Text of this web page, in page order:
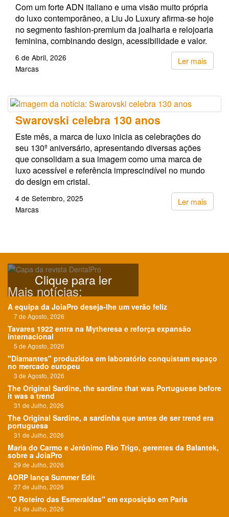
Com um forte ADN italiano e uma visão muito própria
do luxo contemporâneo, a Liu Jo Luxury afirma-se hoje
no segmento fashion-premium da joalharia e relojoaria
feminina, combinando design, acessibilidade e valor.
Ler mais
6 de Abril, 2026
Marcas
Swarovski celebra 130 anos
Este mês, a marca de luxo inicia as celebrações do
seu 130º aniversário, apresentando diversas ações
que consolidam a sua imagem como uma marca de
luxo acessível e referência imprescindível no mundo
do design em cristal.
Ler mais
4 de Setembro, 2025
Marcas
Clique para ler
Mais notícias:
A equipa da JoiaPro deseja-lhe um verão feliz
7 de Agosto, 2026
Tavares 1922 entra na Mytheresa e reforça expansão
internacional
5 de Agosto, 2026
"Diamantes" produzidos em laboratório conquistam espaço
no mercado europeu
3 de Agosto, 2026
The Original Sardine, the sardine that was Portuguese before
it was a trend
31 de Julho, 2026
The Original Sardine, a sardinha que antes de ser trend era
portuguesa
31 de Julho, 2026
Maria do Carmo e Jerónimo Pão Trigo, gerentes da Balantek,
sobre a JoiaPro
29 de Julho, 2026
AORP lança Summer Edit
27 de Julho, 2026
"O Roteiro das Esmeraldas" em exposição em Paris
24 de Julho, 2026